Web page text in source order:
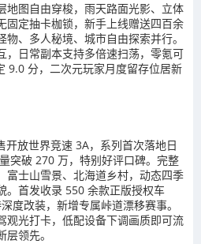
地图自由穿梭，雨天路面光影、立体
固定抽卡枷锁，新手上线赠送四百余
、多人秘境、城市自由探索并行。
，日常副本支持多倍速扫荡，零氪可
9.0 分，二次元玩家月度留存位居新
开放世界竞速 3A，系列首次落地日
突破 270 万，特别好评口碑。完整
富士山雪景、北海道乡村，动态四季
。首发收录 550 余款正版授权车
度改装，新增专属峠道漂移赛事。
观光打卡，低配设备下调画质即可流
领先。